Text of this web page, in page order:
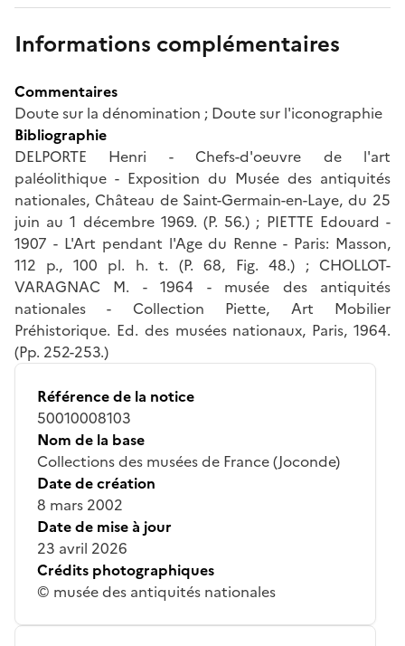
Informations complémentaires
Commentaires
Doute sur la dénomination ; Doute sur l'iconographie
Bibliographie
DELPORTE Henri - Chefs-d'oeuvre de l'art
paléolithique - Exposition du Musée des antiquités
nationales, Château de Saint-Germain-en-Laye, du 25
juin au 1 décembre 1969. (P. 56.) ; PIETTE Edouard -
1907 - L'Art pendant l'Age du Renne - Paris: Masson,
112 p., 100 pl. h. t. (P. 68, Fig. 48.) ; CHOLLOT-
VARAGNAC M. - 1964 - musée des antiquités
nationales - Collection Piette, Art Mobilier
Préhistorique. Ed. des musées nationaux, Paris, 1964.
(Pp. 252-253.)
Référence de la notice
50010008103
Nom de la base
Collections des musées de France (Joconde)
Date de création
8 mars 2002
Date de mise à jour
23 avril 2026
Crédits photographiques
© musée des antiquités nationales